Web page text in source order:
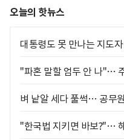
오늘의 핫뉴스
대통령도 못 만나는 지도
"파혼 말할 엄두 안 나"…
벼 낱알 세다 풀썩… 공무
"한국법 지키면 바보?"…